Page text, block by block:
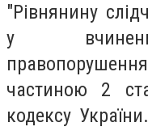
"Рівнянину
у
частиною 2
кодексу